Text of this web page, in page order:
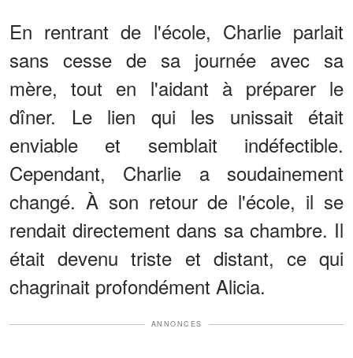
En rentrant de l'école, Charlie parlait
sans cesse de sa journée avec sa
mère, tout en l'aidant à préparer le
dîner. Le lien qui les unissait était
enviable et semblait indéfectible.
Cependant, Charlie a soudainement
changé. À son retour de l'école, il se
rendait directement dans sa chambre. Il
était devenu triste et distant, ce qui
chagrinait profondément Alicia.
ANNONCES